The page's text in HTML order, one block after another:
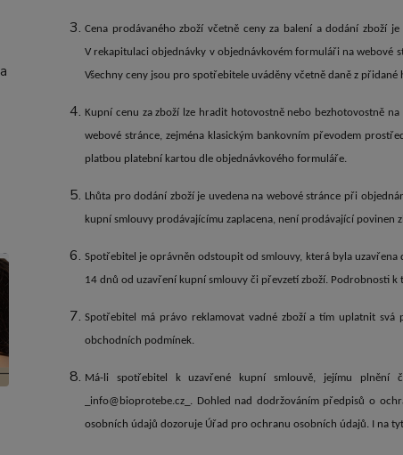
Cena prodávaného zboží včetně ceny za balení a dodání zboží
V rekapitulaci objednávky v objednávkovém formuláři na webové
Všechny ceny jsou pro spotřebitele uváděny včetně daně z přidané
Kupní cenu za zboží lze hradit hotovostně nebo bezhotovostně
webové stránce, zejména klasickým bankovním převodem
platbou platební kartou dle objednávkového formuláře.
Lhůta pro dodání zboží je uvedena na webové stránce při
kupní smlouvy prodávajícímu zaplacena, není prodávající povinen
Spotřebitel je oprávněn odstoupit od smlouvy, která byla
14 dnů od uzavření kupní smlouvy či převzetí zboží. Podrobnosti
Spotřebitel má právo reklamovat vadné zboží a tím uplatnit
obchodních podmínek.
Má-li spotřebitel k uzavřené kupní smlouvě, jejímu plnění
_info@bioprotebe.cz_. Dohled nad dodržováním předpisů o
osobních údajů dozoruje Úřad pro ochranu osobních údajů. I na